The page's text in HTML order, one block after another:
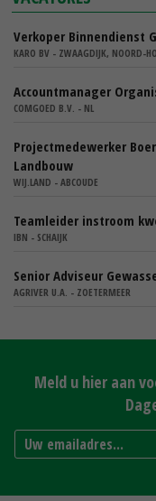
Verkoper Binnendienst
KARO BV - ZWAAGDIJK, NOORD-
Accountmanager
COMGOED B.V. - NL
Projectmedewerker
Landbouw
WIJ.LAND - ABCOUDE
Teamleider instroom
IBN - SCHAIJK
Senior Adviseur
AGRIVER U.A. - ZOETERMEER
Meld u hier aan